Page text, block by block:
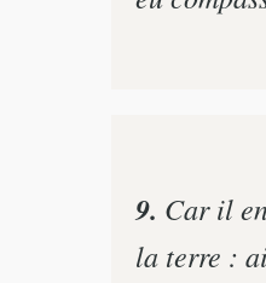
9. Car il
la terre :